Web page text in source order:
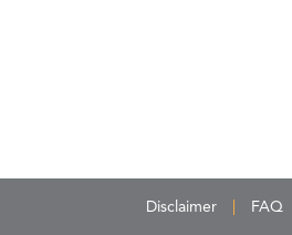
Disclaimer FAQ